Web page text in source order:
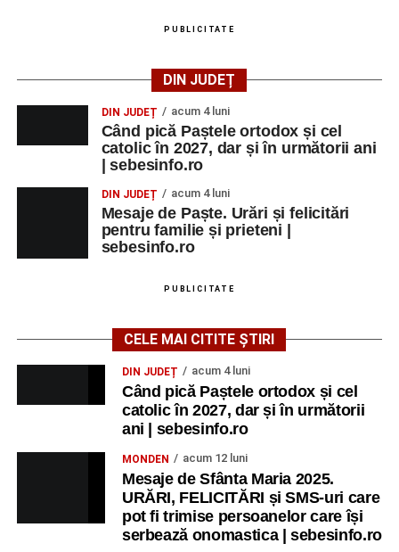
PUBLICITATE
DIN JUDEȚ
DIN JUDEȚ acum 4 luni
Când pică Paștele ortodox și cel
catolic în 2027, dar și în următorii ani
| sebesinfo.ro
DIN JUDEȚ acum 4 luni
Mesaje de Paște. Urări și felicitări
pentru familie și prieteni |
sebesinfo.ro
PUBLICITATE
CELE MAI CITITE ȘTIRI
DIN JUDEȚ acum 4 luni
Când pică Paștele ortodox și cel
catolic în 2027, dar și în următorii
ani | sebesinfo.ro
MONDEN acum 12 luni
Mesaje de Sfânta Maria 2025.
URĂRI, FELICITĂRI și SMS-uri care
pot fi trimise persoanelor care își
serbează onomastica | sebesinfo.ro